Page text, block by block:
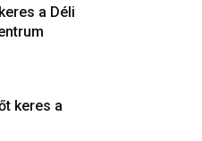
a Déli
keres a